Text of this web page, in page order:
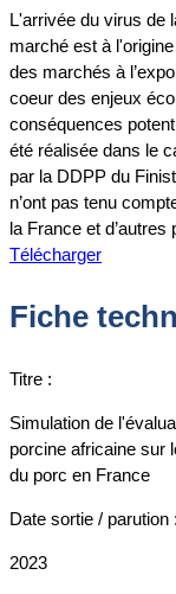
L'arrivée du virus de
marché est à
des marchés à
coeur des enjeux
conséquences
été réalisée dans le
par la DDPP du
n’ont pas tenu
la France et d’autres
Télécharger
Fiche
Titre :
Simulation de
porcine africaine sur
du porc en France
Date sortie / parution :
2023